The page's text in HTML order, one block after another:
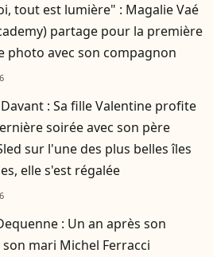
tout est lumière" : Magalie Vaé
partage pour la première
photo avec son compagnon
: Sa fille Valentine profite
soirée avec son père
sur l'une des plus belles îles
elle s'est régalée
: Un an après son
mari Michel Ferracci